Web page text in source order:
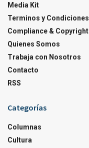
Media Kit
Terminos y Condiciones
Compliance & Copyright
Quienes Somos
Trabaja con Nosotros
Contacto
RSS
Categorías
Columnas
Cultura